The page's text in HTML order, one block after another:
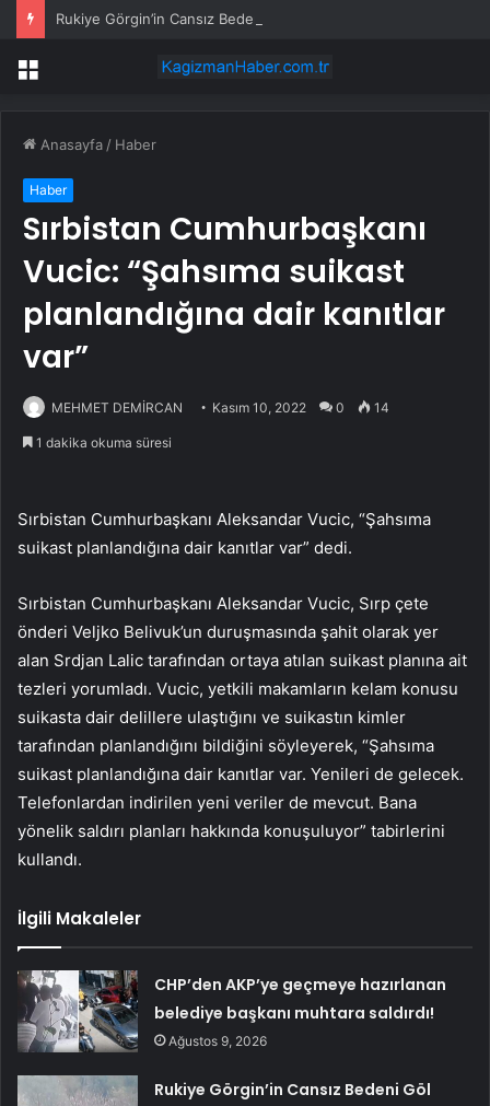
Rukiye Görgin’in Cansız Bedeni Göl Çevresinde Bulundu
Menü
Anasayfa / Haber
Haber
Sırbistan Cumhurbaşkanı
Vucic: “Şahsıma suikast
planlandığına dair kanıtlar
var”
MEHMET DEMİRCAN Kasım 10, 2022 0 14
1 dakika okuma süresi
Sırbistan Cumhurbaşkanı Aleksandar Vucic, “Şahsıma
suikast planlandığına dair kanıtlar var” dedi.
Sırbistan Cumhurbaşkanı Aleksandar Vucic, Sırp çete
önderi Veljko Belivuk’un duruşmasında şahit olarak yer
alan Srdjan Lalic tarafından ortaya atılan suikast planına ait
tezleri yorumladı. Vucic, yetkili makamların kelam konusu
suikasta dair delillere ulaştığını ve suikastın kimler
tarafından planlandığını bildiğini söyleyerek, “Şahsıma
suikast planlandığına dair kanıtlar var. Yenileri de gelecek.
Telefonlardan indirilen yeni veriler de mevcut. Bana
yönelik saldırı planları hakkında konuşuluyor” tabirlerini
kullandı.
İlgili Makaleler
CHP’den AKP’ye geçmeye hazırlanan
belediye başkanı muhtara saldırdı!
Ağustos 9, 2026
Rukiye Görgin’in Cansız Bedeni Göl